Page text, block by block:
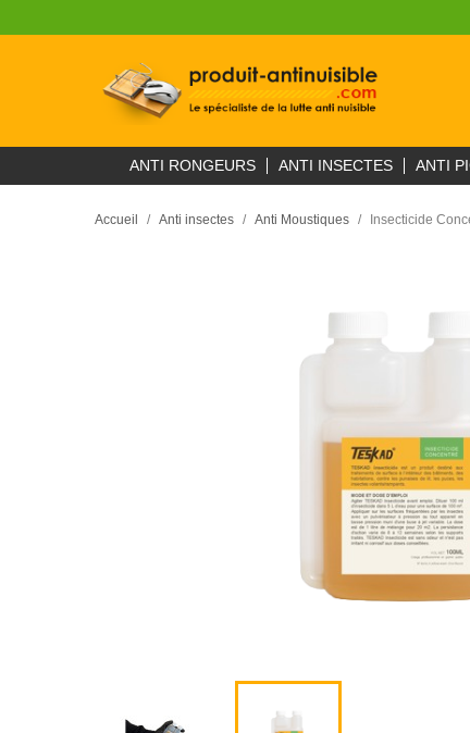
ANTI RONGEURS ANTI INSECTES ANTI
Accueil Anti insectes Anti Moustiques Insecticide